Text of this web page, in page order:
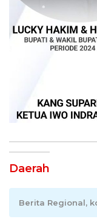
Daerah
Berita Regional,